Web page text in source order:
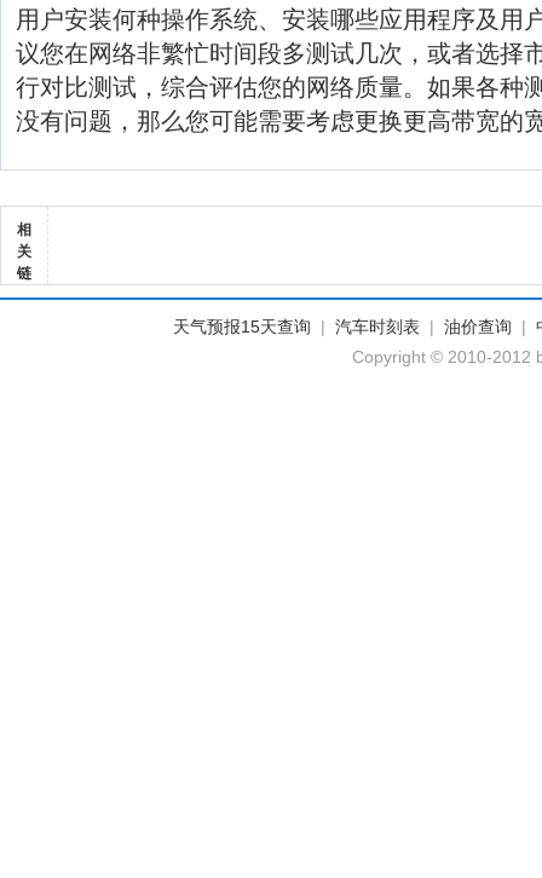
用户安装何种操作系统、安装哪些应用程序及用
议您在网络非繁忙时间段多测试几次，或者选择
行对比测试，综合评估您的网络质量。如果各种
没有问题，那么您可能需要考虑更换更高带宽的
相
关
链
天气预报15天查询 | 汽车时刻表 | 油价查询 |
Copyright © 2010-2012